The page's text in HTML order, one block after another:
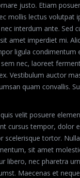
justo. Etiam
mollis lectus volutpat
interdum ante. Sed
amet imperdiet mi.
ligula condimentum
nec, laoreet
Vestibulum auctor
quam convallis.
velit posuere
cursus tempor, dolor
scelerisque tortor.
sit amet
libero, nec pharetra
Maecenas et